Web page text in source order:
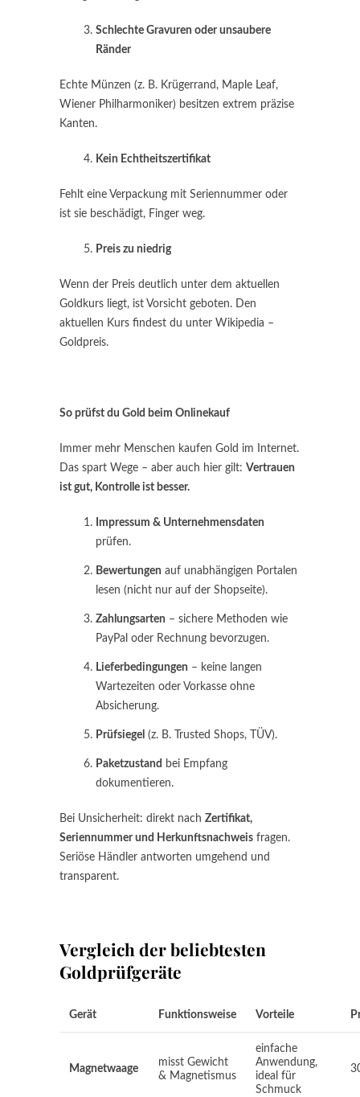
Schlechte Gravuren oder unsaubere
Ränder
Echte Münzen (z. B. Krügerrand, Maple Leaf,
Wiener Philharmoniker) besitzen extrem präzise
Kanten.
Kein Echtheitszertifikat
Fehlt eine Verpackung mit Seriennummer oder
ist sie beschädigt, Finger weg.
Preis zu niedrig
Wenn der Preis deutlich unter dem aktuellen
Goldkurs liegt, ist Vorsicht geboten. Den
aktuellen Kurs findest du unter Wikipedia –
Goldpreis.
So prüfst du Gold beim Onlinekauf
Immer mehr Menschen kaufen Gold im Internet.
Das spart Wege – aber auch hier gilt: Vertrauen
ist gut, Kontrolle ist besser.
Impressum & Unternehmensdaten
prüfen.
Bewertungen auf unabhängigen Portalen
lesen (nicht nur auf der Shopseite).
Zahlungsarten – sichere Methoden wie
PayPal oder Rechnung bevorzugen.
Lieferbedingungen – keine langen
Wartezeiten oder Vorkasse ohne
Absicherung.
Prüfsiegel (z. B. Trusted Shops, TÜV).
Paketzustand bei Empfang
dokumentieren.
Bei Unsicherheit: direkt nach Zertifikat,
Seriennummer und Herkunftsnachweis fragen.
Seriöse Händler antworten umgehend und
transparent.
Vergleich der beliebtesten
Goldprüfgeräte
Gerät Funktionsweise Vorteile
Magnetwaage
misst Gewicht
& Magnetismus
einfache
Anwendung,
ideal für
Schmuck